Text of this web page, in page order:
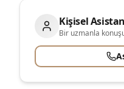
Kişisel Asistan
Bir uzmanla